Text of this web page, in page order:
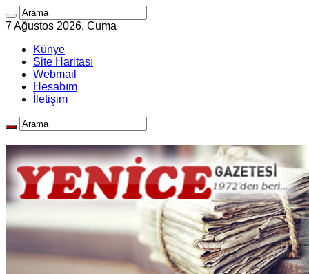
7 Ağustos 2026, Cuma
Künye
Site Haritası
Webmail
Hesabım
İletişim